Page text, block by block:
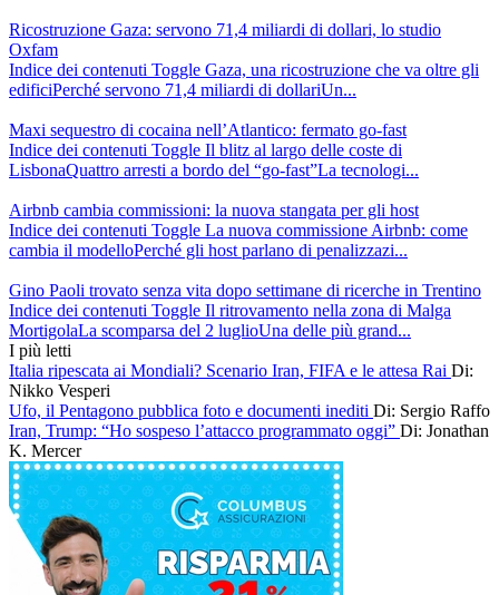
Ricostruzione Gaza: servono 71,4 miliardi di dollari, lo studio
Oxfam
Indice dei contenuti Toggle Gaza, una ricostruzione che va oltre gli
edificiPerché servono 71,4 miliardi di dollariUn...
Maxi sequestro di cocaina nell’Atlantico: fermato go-fast
Indice dei contenuti Toggle Il blitz al largo delle coste di
LisbonaQuattro arresti a bordo del “go-fast”La tecnologi...
Airbnb cambia commissioni: la nuova stangata per gli host
Indice dei contenuti Toggle La nuova commissione Airbnb: come
cambia il modelloPerché gli host parlano di penalizzazi...
Gino Paoli trovato senza vita dopo settimane di ricerche in Trentino
Indice dei contenuti Toggle Il ritrovamento nella zona di Malga
MortigolaLa scomparsa del 2 luglioUna delle più grand...
I più letti
Italia ripescata ai Mondiali? Scenario Iran, FIFA e le attesa Rai Di:
Nikko Vesperi
Ufo, il Pentagono pubblica foto e documenti inediti Di: Sergio Raffo
Iran, Trump: “Ho sospeso l’attacco programmato oggi” Di: Jonathan
K. Mercer